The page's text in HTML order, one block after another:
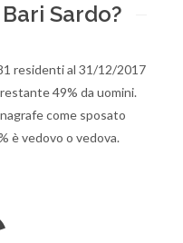
Sardo?
residenti al 31/12/2017
49% da uomini.
come sposato
è vedovo o vedova.